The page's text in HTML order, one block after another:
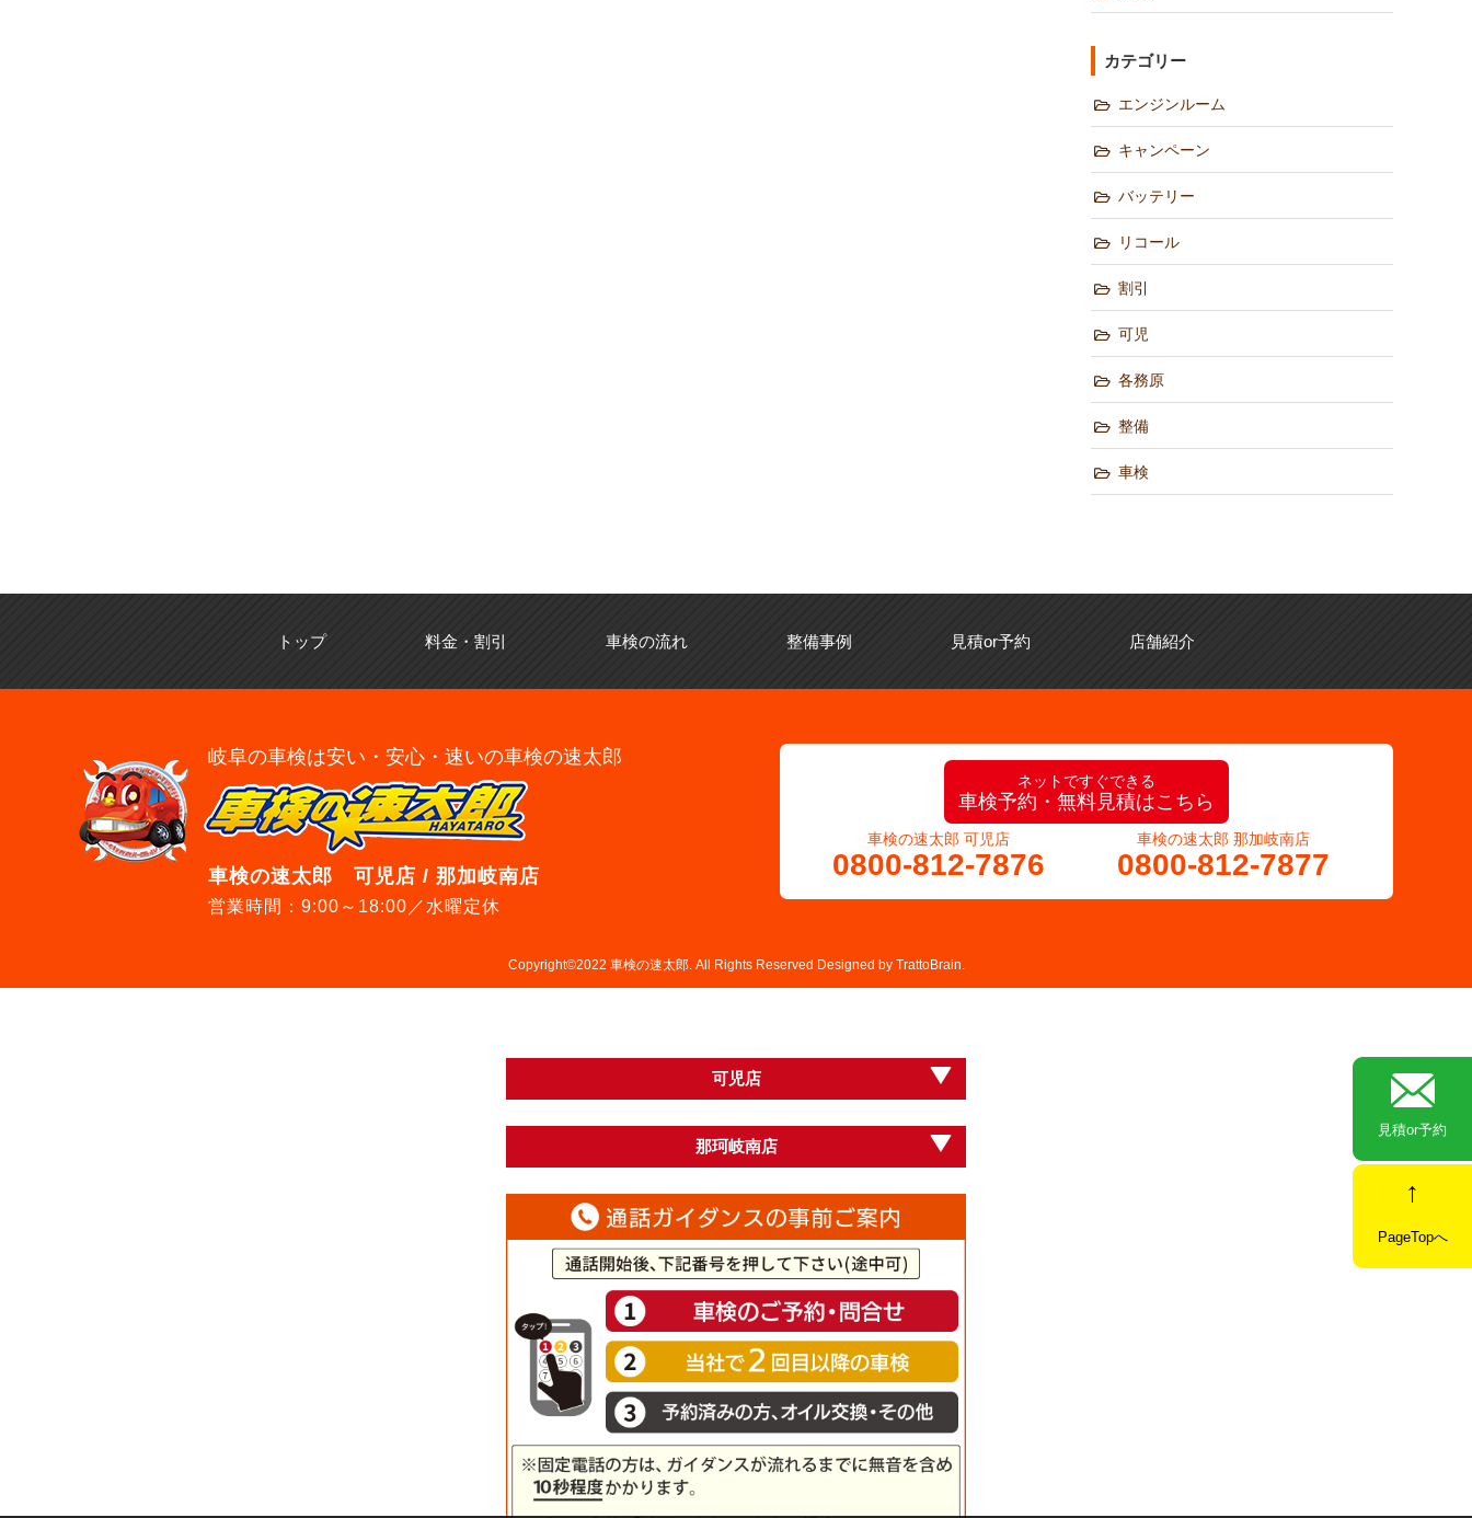
カテゴリー
エンジンルーム
キャンペーン
バッテリー
リコール
割引
可児
各務原
整備
車検
見積or予約
PageTopへ
トップ 料金・割引 車検の流れ 整備事例 見積or予約 店舗紹介
岐阜の車検は安い・安心・速いの車検の速太郎
車検の速太郎 可児店 / 那加岐南店
営業時間：9:00～18:00／水曜定休
ネットですぐできる
車検予約・無料見積はこちら
車検の速太郎 可児店
0800-812-7876
車検の速太郎 那加岐南店
0800-812-7877
Copyright©2022 車検の速太郎. All Rights Reserved Designed by TrattoBrain.
可児店
那珂岐南店